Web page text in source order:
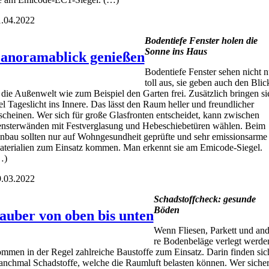
genießen
Boden­tie­fe Fens­ter holen die
Son­ne ins Haus
Boden­tie­fe Fens­ter sehen nicht
toll aus, sie geben auch den
Außen­welt wie zum Bei­spiel den Gar­ten frei. Zusätz­lich brin­gen
Tages­licht ins Inne­re. Das lässt den Raum hel­ler und freund­li­cher
Wer sich für gro­ße Glas­fron­ten ent­schei­det, kann zwi­schen
mit Fest­ver­gla­sung und Hebe­schie­be­tü­ren wäh­len. Beim
soll­ten nur auf Wohn­ge­sund­heit geprüf­te und sehr emis­si­ons­ar­me
zum Ein­satz kom­men. Man erkennt sie am Emi­code-Sie­gel.
von oben bis unten
Schad­stoff­check: gesun­de
Böden
Wenn Flie­sen, Par­kett und
re Boden­be­lä­ge ver­legt
in der Regel zahl­rei­che Bau­stof­fe zum Ein­satz. Dar­in fin­den
Schad­stof­fe, wel­che die Raum­luft belas­ten kön­nen. Wer